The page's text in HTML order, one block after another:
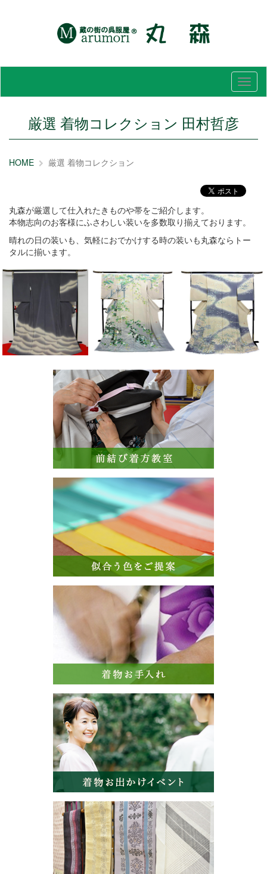
メ
ニ
厳選 着物コレクション 田村哲彦
HOME 厳選 着物コレクション
丸森が厳選して仕入れたきものや帯をご紹介します。
本物志向のお客様にふさわしい装いを多数取り揃えております。
晴れの日の装いも、気軽におでかけする時の装いも丸森ならトー
タルに揃います。